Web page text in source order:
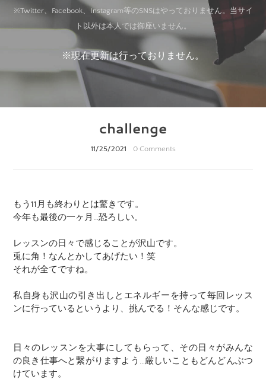
※Twitter、Facebook、Instagram等のSNSはやっておりません。当サイ
ト以外は本人では御座いません。
※現在更新は行っておりません。
challenge
11/25/2021 0 Comments
もう11月も終わりとは驚きです。
今年も最後の一ヶ月…恐ろしい。
レッスンの日々で感じることが沢山です。
兎に角！なんとかしてあげたい！笑
それが全てですね。
私自身も沢山の引き出しとエネルギーを持って毎回レッス
ンに行っているというより、挑んでる！そんな感じです。
日々のレッスンを大事にしてもらって、その日々がみんな
の良き仕事へと繋がりますよう…厳しいこともどんどんぶつ
けています。